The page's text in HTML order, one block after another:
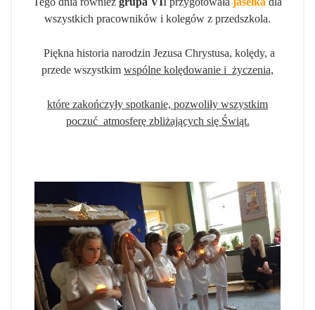
wszystkich pracowników i kolegów z przedszkola.
Piękna historia narodzin Jezusa Chrystusa, kolędy, a
przede wszystkim wspólne kolędowanie i życzenia,
które zakończyły spotkanie, pozwoliły wszystkim
poczuć atmosferę zbliżających się Świąt.